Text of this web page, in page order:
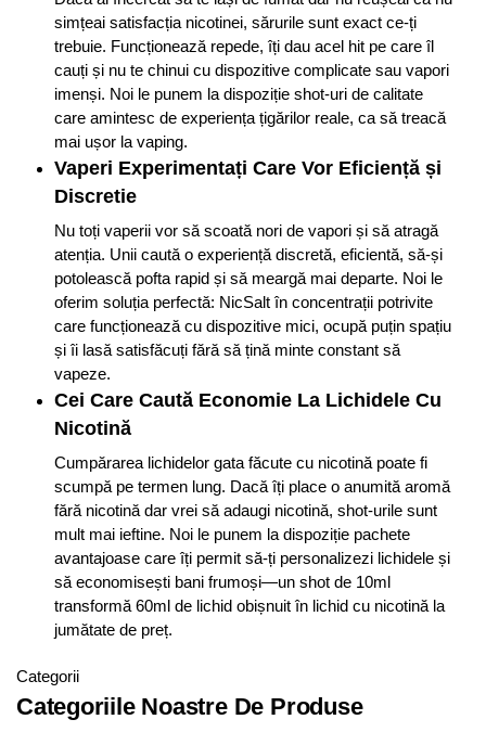
simțeai satisfacția nicotinei, sărurile sunt exact ce-ți
trebuie. Funcționează repede, îți dau acel hit pe care îl
cauți și nu te chinui cu dispozitive complicate sau vapori
imenși. Noi le punem la dispoziție shot-uri de calitate
care amintesc de experiența țigărilor reale, ca să treacă
mai ușor la vaping.
Vaperi Experimentați Care Vor Eficiență și
Discretie
Nu toți vaperii vor să scoată nori de vapori și să atragă
atenția. Unii caută o experiență discretă, eficientă, să-și
potolească pofta rapid și să meargă mai departe. Noi le
oferim soluția perfectă: NicSalt în concentrații potrivite
care funcționează cu dispozitive mici, ocupă puțin spațiu
și îi lasă satisfăcuți fără să țină minte constant să
vapeze.
Cei Care Caută Economie La Lichidele Cu
Nicotină
Cumpărarea lichidelor gata făcute cu nicotină poate fi
scumpă pe termen lung. Dacă îți place o anumită aromă
fără nicotină dar vrei să adaugi nicotină, shot-urile sunt
mult mai ieftine. Noi le punem la dispoziție pachete
avantajoase care îți permit să-ți personalizezi lichidele și
să economisești bani frumoși—un shot de 10ml
transformă 60ml de lichid obișnuit în lichid cu nicotină la
jumătate de preț.
Categorii
Categoriile Noastre De Produse